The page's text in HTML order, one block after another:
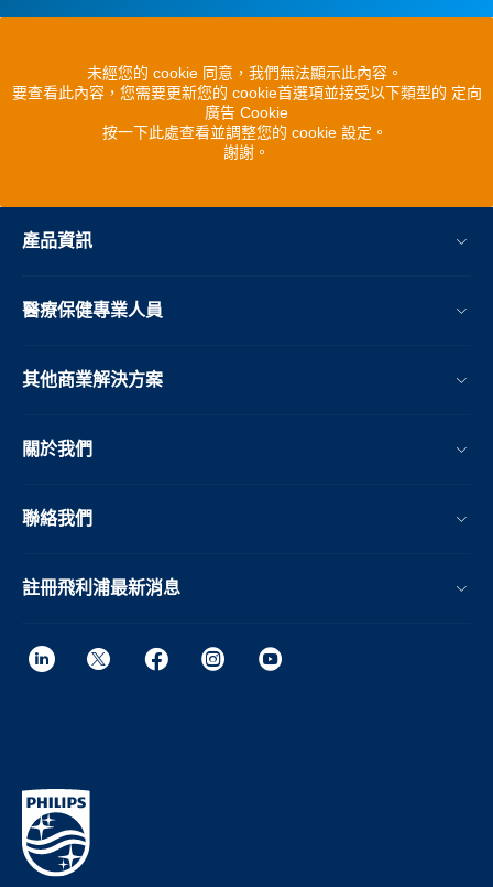
未經您的 cookie 同意，我們無法顯示此內容。
要查看此內容，您需要更新您的 cookie首選項並接受以下類型的 定向
廣告 Cookie
按一下此處查看並調整您的 cookie 設定。
謝謝。
產品資訊
醫療保健專業人員
其他商業解決方案
關於我們
聯絡我們
註冊飛利浦最新消息